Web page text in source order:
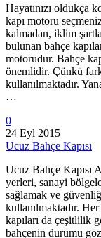
Hayatınızı oldukça
kapı motoru
kalmadan, iklim
bulunan bahçe
motorudur. Bahçe
önemlidir. Çünkü
kullanılmaktadır.
…
0
24 Eyl 2015
Ucuz Bahçe Kapısı
Ucuz Bahçe Kapısı
yerleri, sanayi
sağlamak ve
kullanılmaktadır.
kapıları da çeşitlilik
bahçenin durumu